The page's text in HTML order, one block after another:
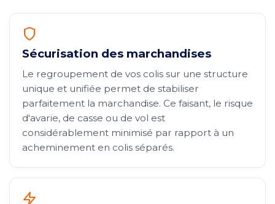
Sécurisation des marchandises
Le regroupement de vos colis sur une structure
unique et unifiée permet de stabiliser
parfaitement la marchandise. Ce faisant, le risque
d'avarie, de casse ou de vol est
considérablement minimisé par rapport à un
acheminement en colis séparés.